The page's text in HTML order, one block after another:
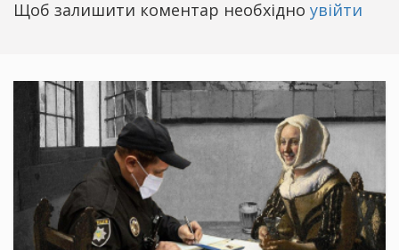
Щоб залишити коментар необхідно увійти